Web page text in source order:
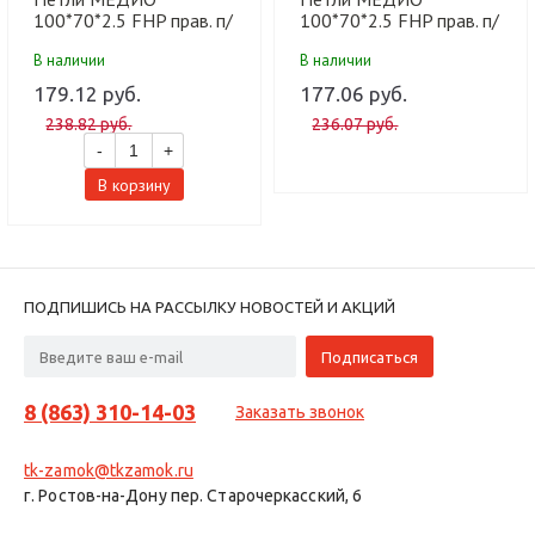
100*70*2.5 FHP прав. п/
шт)
В наличии
179.12 руб.
238.82 руб.
-
+
В корзину
100*70*2.5 FHP прав. п/
В наличии
177.06 руб.
236.07 руб.
ПОДПИШИСЬ НА РАССЫЛКУ НОВОСТЕЙ И АКЦИЙ
8 (863) 310-14-03 Заказать звонок
tk-zamok@tkzamok.ru
г. Ростов-на-Дону пер. Старочеркасский, 6